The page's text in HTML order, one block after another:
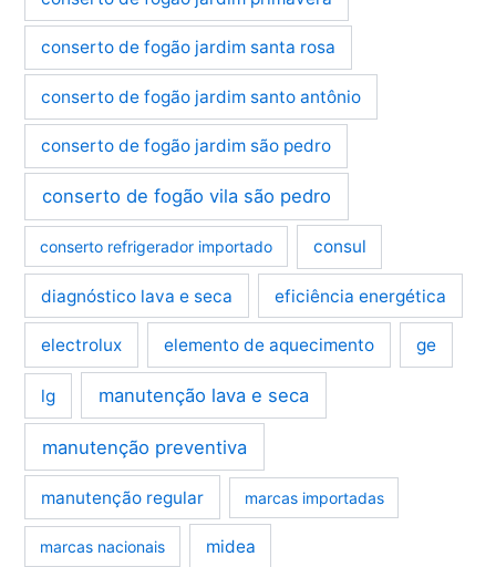
conserto de fogão jardim santa rosa
conserto de fogão jardim santo antônio
conserto de fogão jardim são pedro
conserto de fogão vila são pedro
conserto refrigerador importado consul
diagnóstico lava e seca eficiência energética
electrolux elemento de aquecimento ge
lg manutenção lava e seca
manutenção preventiva
manutenção regular marcas importadas
marcas nacionais midea